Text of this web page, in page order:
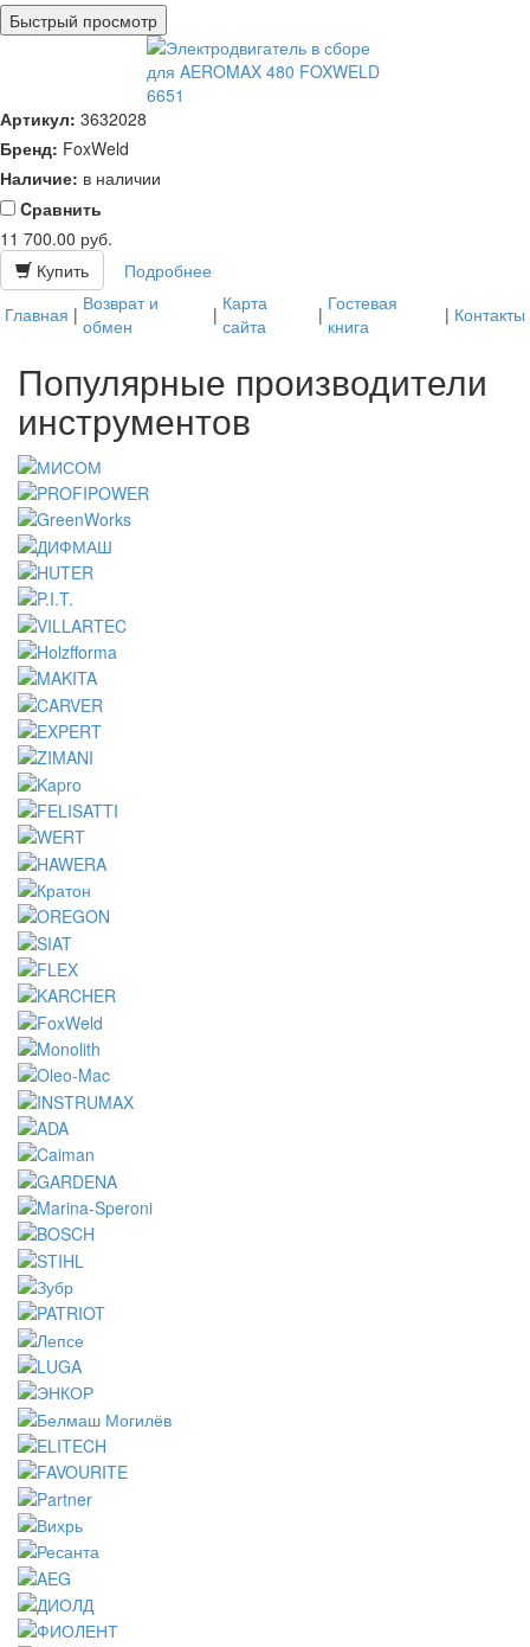
Быстрый просмотр
Артикул: 3632028
Бренд: FoxWeld
Наличие: в наличии
Cравнить
11 700.00 руб.
Купить
Подробнее
Главная | Возврат и
обмен
| Карта
сайта
| Гостевая
книга
| Контакты
Популярные производители
инструментов